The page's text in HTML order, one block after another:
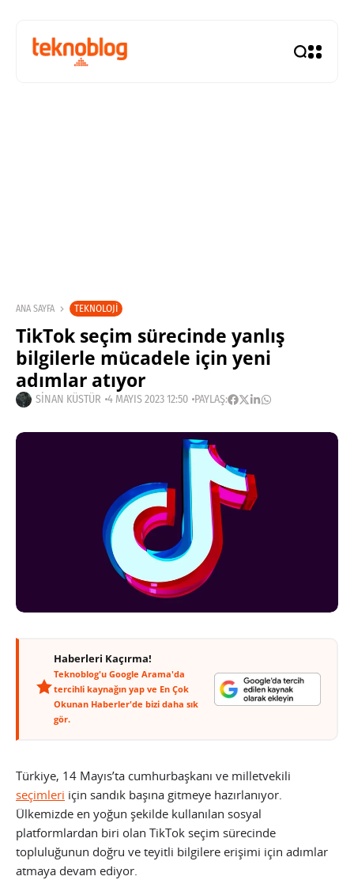
ANA SAYFA TEKNOLOJI
TikTok seçim sürecinde yanlış
bilgilerle mücadele için yeni
adımlar atıyor
SINAN KÜSTÜR 4 MAYIS 2023 12:50 PAYLAŞ:
Haberleri Kaçırma!
Teknoblog'u Google Arama'da
tercihli kaynağın yap ve En Çok
Okunan Haberler'de bizi daha sık
gör.
Türkiye, 14 Mayıs’ta cumhurbaşkanı ve milletvekili
seçimleri için sandık başına gitmeye hazırlanıyor.
Ülkemizde en yoğun şekilde kullanılan sosyal
platformlardan biri olan TikTok seçim sürecinde
topluluğunun doğru ve teyitli bilgilere erişimi için adımlar
atmaya devam ediyor.